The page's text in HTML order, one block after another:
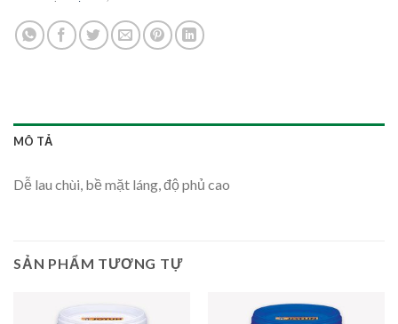
MÔ TẢ
Dễ lau chùi, bề mặt láng, độ phủ cao
SẢN PHẨM TƯƠNG TỰ